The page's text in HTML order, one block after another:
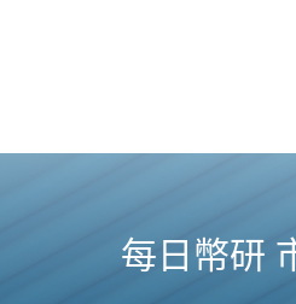
每日幣研